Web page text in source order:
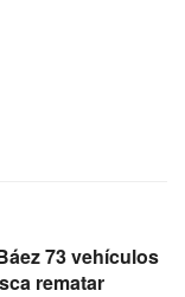
73 vehículos
rematar